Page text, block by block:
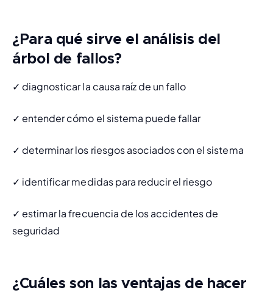
¿Para qué sirve el análisis del
árbol de fallos?
✓ diagnosticar la causa raíz de un fallo
✓ entender cómo el sistema puede fallar
✓ determinar los riesgos asociados con el sistema
✓ identificar medidas para reducir el riesgo
✓ estimar la frecuencia de los accidentes de
seguridad
¿Cuáles son las ventajas de hacer